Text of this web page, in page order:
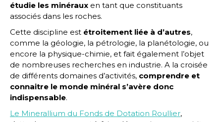
étudie les minéraux en tant que constituants
associés dans les roches.
Cette discipline est étroitement liée à d’autres,
comme la géologie, la pétrologie, la planétologie, ou
encore la physique-chimie, et fait également l’objet
de nombreuses recherches en industrie. A la croisée
de différents domaines d’activités, comprendre et
connaitre le monde minéral s’avère donc
indispensable.
Le Minerallium du Fonds de Dotation Roullier,